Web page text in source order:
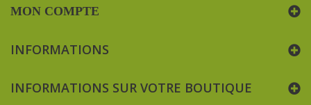
MON COMPTE
INFORMATIONS
INFORMATIONS SUR VOTRE BOUTIQUE